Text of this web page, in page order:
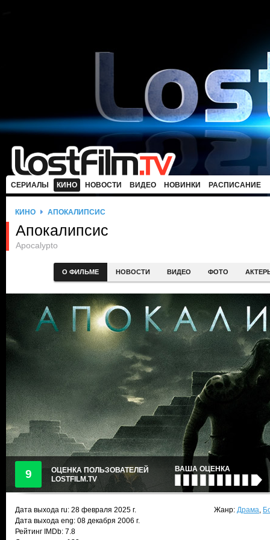
СЕРИАЛЫ КИНО НОВОСТИ ВИДЕО НОВИНКИ РАСПИСАНИЕ
КИНО АПОКАЛИПСИС
Апокалипсис
Apocalypto
О ФИЛЬМЕ НОВОСТИ ВИДЕО ФОТО
9
ОЦЕНКА ПОЛЬЗОВАТЕЛЕЙ
LOSTFILM.TV
ВАША ОЦЕНКА
Дата выхода ru: 28 февраля 2025 г.
Дата выхода eng: 08 декабря 2006 г.
Рейтинг IMDb: 7.8
Жанр: Драма,